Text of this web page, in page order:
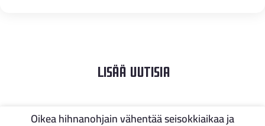
Lisää Uutisia
Oikea hihnanohjain vähentää seisokkiaikaa ja